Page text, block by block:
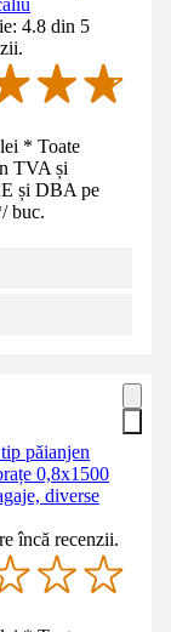
4.8 din 5
* Toate
TVA și
și DBA pe
/ buc.
păianjen
0,8x1500
diverse
încă recenzii.